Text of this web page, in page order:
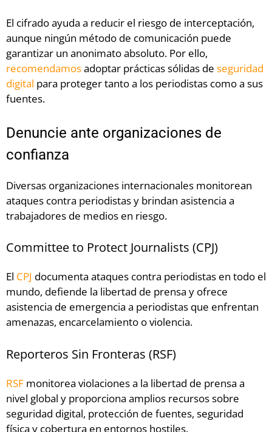
El cifrado ayuda a reducir el riesgo de interceptación,
aunque ningún método de comunicación puede
garantizar un anonimato absoluto. Por ello,
recomendamosadoptar prácticas sólidas de seguridad
digital para proteger tanto a los periodistas como a sus
fuentes.
Denuncie ante organizaciones de
confianza
Diversas organizaciones internacionales monitorean
ataques contra periodistas y brindan asistencia a
trabajadores de medios en riesgo.
Committee to Protect Journalists (CPJ)
El CPJ documenta ataques contra periodistas en todo el
mundo, defiende la libertad de prensa y ofrece
asistencia de emergencia a periodistas que enfrentan
amenazas, encarcelamiento o violencia.
Reporteros Sin Fronteras (RSF)
RSF monitorea violaciones a la libertad de prensa a
nivel global y proporciona amplios recursos sobre
seguridad digital, protección de fuentes, seguridad
física y cobertura en entornos hostiles.